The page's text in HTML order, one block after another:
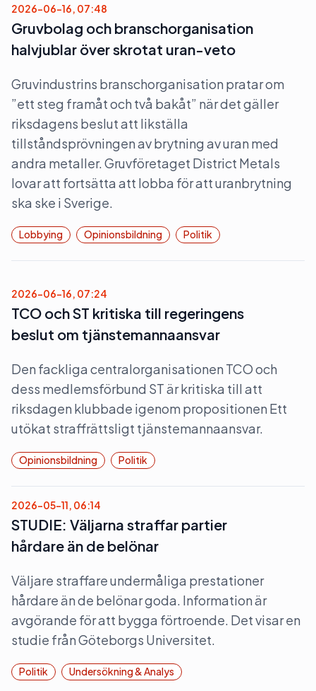
2026-06-16, 07:48
Gruvbolag och branschorganisation
halvjublar över skrotat uran-veto
Gruvindustrins branschorganisation pratar om
”ett steg framåt och två bakåt” när det gäller
riksdagens beslut att likställa
tillståndsprövningen av brytning av uran med
andra metaller. Gruvföretaget District Metals
lovar att fortsätta att lobba för att uranbrytning
ska ske i Sverige.
Lobbying Opinionsbildning Politik
2026-06-16, 07:24
TCO och ST kritiska till regeringens
beslut om tjänstemannaansvar
Den fackliga centralorganisationen TCO och
dess medlemsförbund ST är kritiska till att
riksdagen klubbade igenom propositionen Ett
utökat straffrättsligt tjänstemannaansvar.
Opinionsbildning Politik
2026-05-11, 06:14
STUDIE: Väljarna straffar partier
hårdare än de belönar
Väljare straffare undermåliga prestationer
hårdare än de belönar goda. Information är
avgörande för att bygga förtroende. Det visar en
studie från Göteborgs Universitet.
Politik Undersökning & Analys